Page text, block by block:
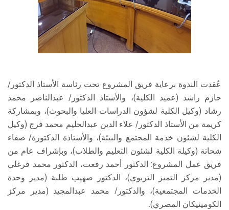
عُقدت الندوة برعاية فريق المشروع تحت رئاسة الأستاذ الدكتور/
حازم راشد (عميد الكلية)، والأستاذ الدكتور/ عبدالناصر محمد
رشاد (وكيل الكلية لشؤون الدراسات العليا والبحوث)، وبمشاركة
كريمة من الأستاذ الدكتور/ علاء الدين عبدالحليم محمد فرج (وكيل
الكلية لشئون خدمة المجتمع والبيئة)، والأستاذة الدكتورة/ صفاء
شحاتة (وكيلة الكلية لشئون التعليم والطلاب)، وبإشراف عام من
فريق عمل المشروع: الدكتور أحمد رفعت، الدكتور محمد فرغلي
(مدير مركز التميز التربوي)، الدكتور صهيب طلبة (مدير وحدة
الخدمات المجتمعية)، والدكتور/ محمد عبدالمجيد (مدير مركز
الكومينيكان المصري).